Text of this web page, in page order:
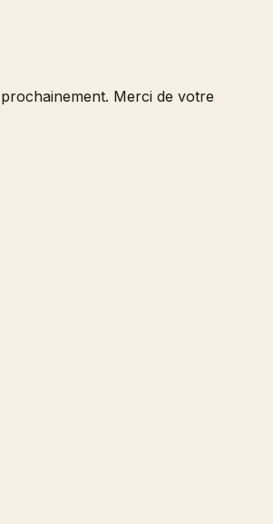
Merci de votre